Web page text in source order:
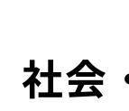
コンプライアンス
個人投資家のみ
担当役員メッ
社会